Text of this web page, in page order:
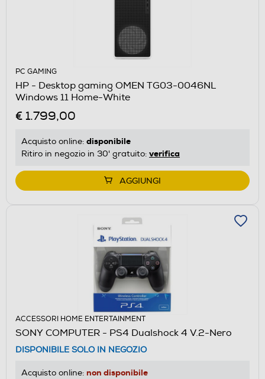
PC GAMING
HP - Desktop gaming OMEN TG03-0046NL
Windows 11 Home-White
€ 1.799,00
Acquisto online: disponibile
Ritiro in negozio in 30' gratuito: verifica
AGGIUNGI
ACCESSORI HOME ENTERTAINMENT
SONY COMPUTER - PS4 Dualshock 4 V.2-Nero
DISPONIBILE SOLO IN NEGOZIO
Acquisto online: non disponibile